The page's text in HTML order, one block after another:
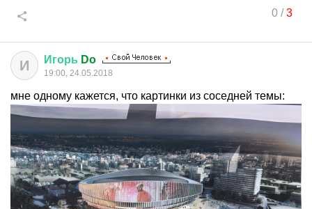
0/3
И Игорь Do
19:00, 24.05.2018
мне одному кажется, что картинки из соседней темы: